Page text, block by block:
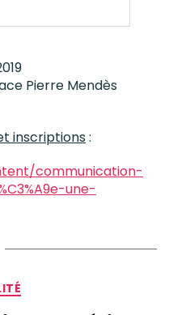
Pierre Mendès
inscriptions:
communication-
une-